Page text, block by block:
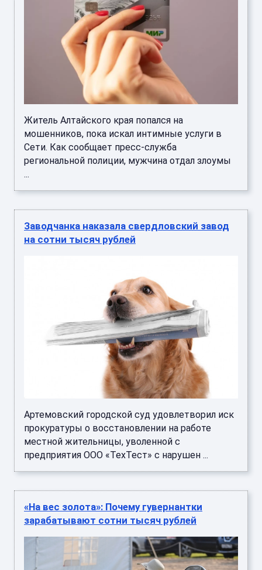
Житель Алтайского края попался на
мошенников, пока искал интимные услуги в
Сети. Как сообщает пресс-служба
региональной полиции, мужчина отдал злоумы
...
Заводчанка наказала свердловский завод
на сотни тысяч рублей
Артемовский городской суд удовлетворил иск
прокуратуры о восстановлении на работе
местной жительницы, уволенной с
предприятия ООО «ТехТест» с нарушен ...
«На вес золота»: Почему гувернантки
зарабатывают сотни тысяч рублей